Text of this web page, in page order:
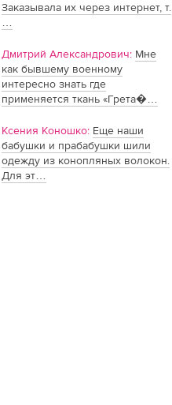
Заказывала их через интернет, т.
…
Дмитрий Александрович: Мне
как бывшему военному
интересно знать где
применяется ткань «Грета�…
Ксения Коношко: Еще наши
бабушки и прабабушки шили
одежду из конопляных волокон.
Для эт…